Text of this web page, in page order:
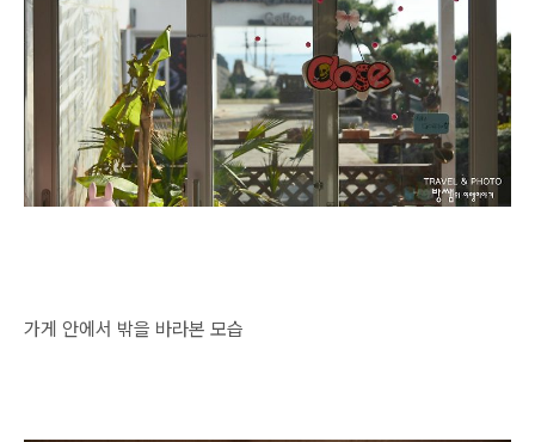
가게 안에서 밖을 바라본 모습